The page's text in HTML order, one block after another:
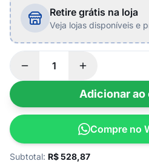
Retire grátis na loja
Veja lojas disponíveis e
Adicionar ao
Compre no
Subtotal: R$528,87